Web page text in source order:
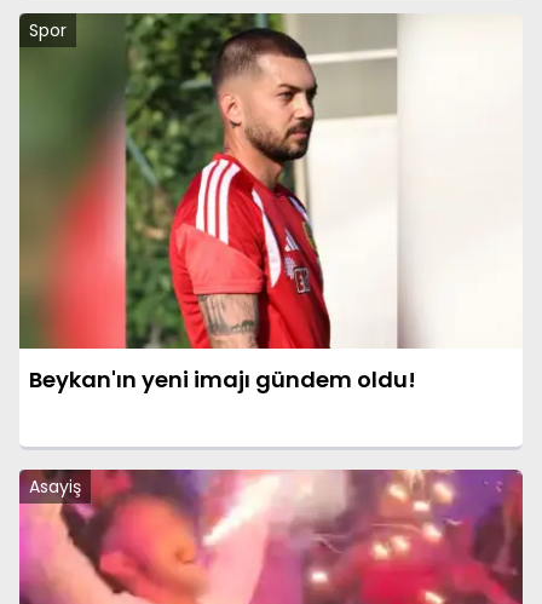
Spor
Beykan'ın yeni imajı gündem oldu!
Asayiş